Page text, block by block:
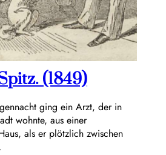
(1849)
ging ein Arzt, der in
wohnte, aus einer
als er plötzlich zwischen